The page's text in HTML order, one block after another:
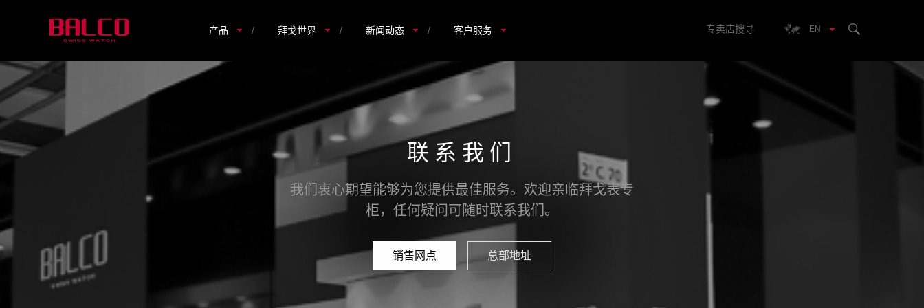
产品 / 拜戈世界 / 新闻动态 / 客户服务 专卖店搜寻 EN
联系我们
我们衷心期望能够为您提供最佳服务。欢迎亲临拜戈表专
柜，任何疑问可随时联系我们。
销售网点 总部地址